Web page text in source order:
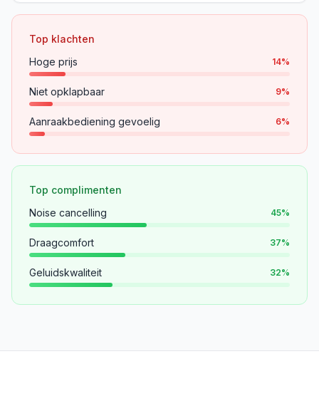
Top klachten
Hoge prijs
14%
Niet opklapbaar 9%
Aanraakbediening gevoelig 6%
Top complimenten
Noise cancelling
45%
Draagcomfort 37%
Geluidskwaliteit 32%